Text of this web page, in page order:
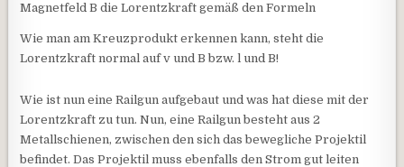
Magnetfeld B die Lorentzkraft gemäß den Formeln
Wie man am Kreuzprodukt erkennen kann, steht die
Lorentzkraft normal auf v und B bzw. l und B!
Wie ist nun eine Railgun aufgebaut und was hat diese mit der
Lorentzkraft zu tun. Nun, eine Railgun besteht aus 2
Metallschienen, zwischen den sich das bewegliche Projektil
befindet. Das Projektil muss ebenfalls den Strom gut leiten